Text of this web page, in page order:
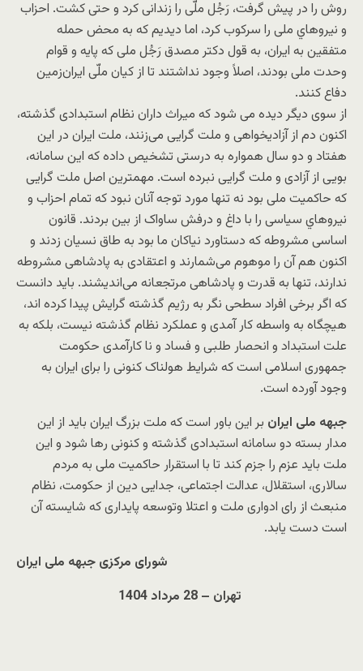
روش را در پیش گرفت، رَجُل ملّی را زندانی کرد و حتی کشت. احزاب
و نيروهاي ملی را سرکوب کرد، اما دیدیم که به محض حمله
متفقین به ایران، به قول دکتر مصدق رَجُل ملی که پایه و قوام
وحدت ملی بودند، اصلاً وجود نداشتند تا از کیان ملّی ایران‌زمین
دفاع کنند.
از سوی دیگر دیده می شود که میراث‌ داران نظام استبدادی گذشته،
اکنون دم از آزادیخواهی و ملت گرایی می‌زنند، ملت ایران در این
هفتاد و دو سال همواره به درستی تشخیص داده که این سامانه،
بویی از آزادی و ملت گرایی نبرده است. مهمترین اصل ملت گرایی
که حاکمیت ملی بود نه تنها مورد توجه آنان نبود که تمام احزاب و
نيروهاي سیاسی را با داغ و درفش ساواک از بین بردند. قانون
اساسی مشروطه که دستاورد نیاکان ما بود به طاق نسيان زدند و
اکنون هم آن را موهوم می‌شمارند و اعتقادی به پادشاهی مشروطه
ندارند، تنها به قدرت و پادشاهی مرتجعانه می‌انديشند. باید دانست
که اگر برخی افراد سطحی نگر به رژیم گذشته گرایش پیدا کرده اند،
هیچگاه به واسطه کار آمدی و عملکرد نظام گذشته نیست، بلکه به
علت استبداد و انحصار طلبی و فساد و نا کارآمدی حکومت
جمهوری اسلامی است که شرایط هولناک کنونی را برای ایران به
وجود آورده است.
جبهه ملی ایران بر این باور است که ملت بزرگ ایران باید از این
مدار بسته دو سامانه استبدادی گذشته و کنونی رها شود و این
ملت باید عزم را جزم کند تا با استقرار حاکمیت ملی به مردم
سالاری، استقلال، عدالت اجتماعی، جدایی دین از حکومت، نظام
منبعث از رای ادواری ملت و اعتلا وتوسعه پایداری که شایسته آن
است دست یابد.
شورای مرکزی جبهه ملی ایران
تهران –